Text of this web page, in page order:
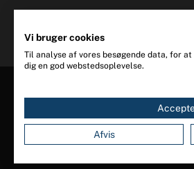
Vi bruger cookies
Til analyse af vores besøgende data, for
dig en god webstedsoplevelse.
Afvis